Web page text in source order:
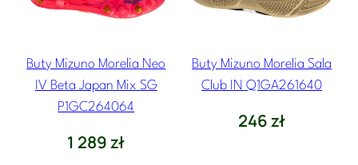
Buty Mizuno Morelia Neo
IV Beta Japan Mix SG
P1GC264064
1 289zł
Buty Mizuno Morelia Sala
Club IN Q1GA261640
246zł